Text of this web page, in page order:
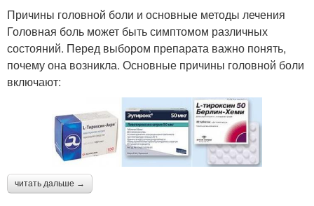
Причины головной боли и основные методы лечения
Головная боль может быть симптомом различных
состояний. Перед выбором препарата важно понять,
почему она возникла. Основные причины головной боли
включают:
читать дальше →